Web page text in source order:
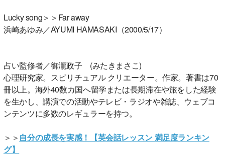
Lucky song＞＞Far away
浜崎あゆみ／AYUMI HAMASAKI（2000/5/17）
占い監修者／御瀧政子 (みたきまさこ)
心理研究家。スピリチュアル クリエーター。作家。著書は70
冊以上。海外40数カ国へ留学または長期滞在や旅をした経験
を生かし、講演での活動やテレビ・ラジオや雑誌、ウェブコ
ンテンツに多数のレギュラーを持つ。
＞＞ 自分の成長を実感！【英会話レッスン 満足度ランキン
グ】